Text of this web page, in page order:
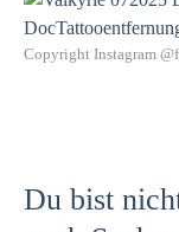
Copyright Instagram
Du bist